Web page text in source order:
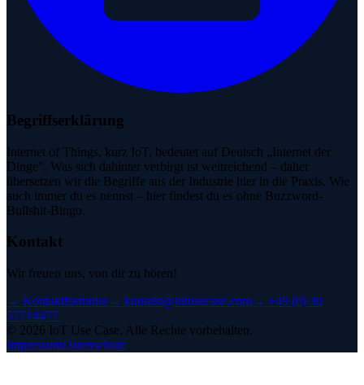
Begriffserklärung
Internet of Things, kurz IoT, bedeutet auf Deutsch „Internet der
Dinge". Was sich dahinter verbirgt ist weitreichend – daher
übersetzen wir die Begriffe aus der Industrie hier in die Praxis. Wie
auch immer du es nennst – hier findest du es ohne Buzzword-
Bullshit-Bingo.
Kontakt
Wir freuen uns, von dir zu hören!
→ Kontaktformular→ kontakt@iotusecase.com→ +49 (0) 30
57714477
© 2026 IoT Use Case. Alle Rechte vorbehalten.
ImpressumDatenschutz